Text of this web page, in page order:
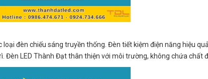
đèn chiếu sáng truyền thống. Đèn tiết kiệm điện năng hiệu
Đèn LED Thành Đạt thân thiện với môi trường, không chứa chất